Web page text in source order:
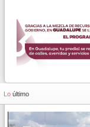
Lo último